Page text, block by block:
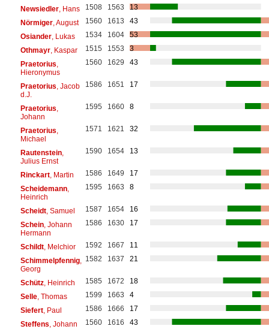
Newsiedler, Hans 1508 1563
13
Nörmiger, August 1560 1613
43
Osiander, Lukas 1534 1604
53
Othmayr, Kaspar 1515 1553
3
Praetorius
Hieronymus
1560 1629 43
Praetorius , Jacob
d.J.
1586 1651 17
Praetorius
Johann
1595 1660 8
Praetorius
Michael
1571 1621 32
Rautenstein,
Julius Ernst
1590 1654 13
Rinckart, Martin 1586 1649
17
Scheidemann,
Heinrich
1595 1663 8
Scheidt, Samuel 1587 1654
16
Schein, Johann
Hermann
1586 1630 17
Schildt, Melchior 1592 1667
11
Schimmelpfennig,
Georg
1582 1637 21
Schütz, Heinrich 1585 1672
18
Selle, Thomas 1599 1663
4
Siefert, Paul 1586 1666
17
Steffens , Johann 1560 1616
43